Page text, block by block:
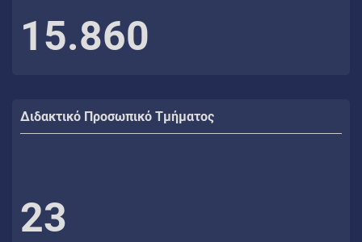
15.860
Διδακτικό Προσωπικό Τμήματος
23